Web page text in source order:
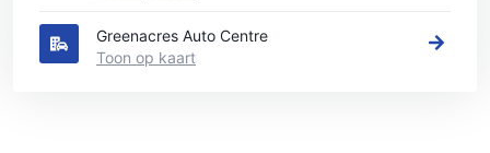
Greenacres Auto Centre
Toon op kaart